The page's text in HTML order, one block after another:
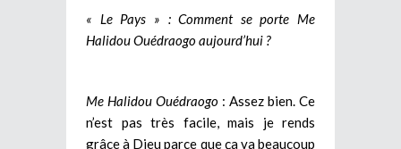
« Le Pays » : Comment se porte Me
Halidou Ouédraogo aujourd’hui ?
Me Halidou Ouédraogo : Assez bien. Ce
n’est pas très facile, mais je rends
grâce à Dieu parce que ça va beaucoup